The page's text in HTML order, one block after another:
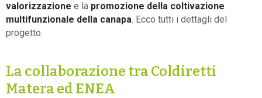
valorizzazione e la promozione della coltivazione
multifunzionale della canapa. Ecco tutti i dettagli del
progetto.
La collaborazione tra Coldiretti
Matera ed ENEA